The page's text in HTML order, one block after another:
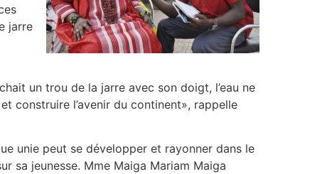
jarre
un trou de la jarre avec son doigt, l’eau ne
construire l’avenir du continent», rappelle
unie peut se développer et rayonner dans le
sa jeunesse. Mme Maiga Mariam Maiga